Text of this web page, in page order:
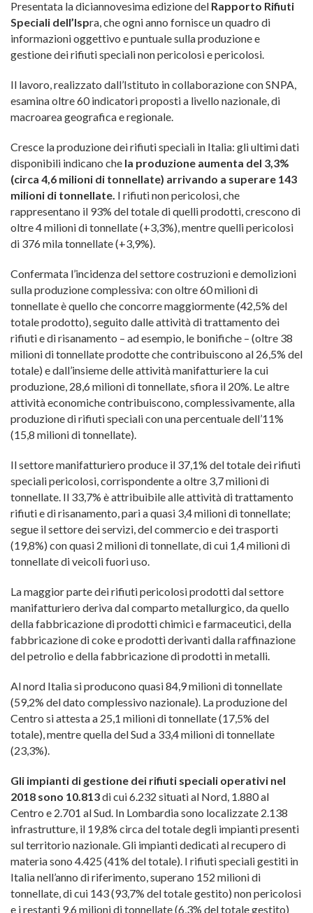
Presentata la diciannovesima edizione del Rapporto Rifiuti
Speciali dell’Ispra, che ogni anno fornisce un quadro di
informazioni oggettivo e puntuale sulla produzione e
gestione dei rifiuti speciali non pericolosi e pericolosi.
Il lavoro, realizzato dall’Istituto in collaborazione con SNPA,
esamina oltre 60 indicatori proposti a livello nazionale, di
macroarea geografica e regionale.
Cresce la produzione dei rifiuti speciali in Italia: gli ultimi dati
disponibili indicano che la produzione aumenta del 3,3%
(circa 4,6 milioni di tonnellate) arrivando a superare 143
milioni di tonnellate. I rifiuti non pericolosi, che
rappresentano il 93% del totale di quelli prodotti, crescono di
oltre 4 milioni di tonnellate (+3,3%), mentre quelli pericolosi
di 376 mila tonnellate (+3,9%).
Confermata l’incidenza del settore costruzioni e demolizioni
sulla produzione complessiva: con oltre 60 milioni di
tonnellate è quello che concorre maggiormente (42,5% del
totale prodotto), seguito dalle attività di trattamento dei
rifiuti e di risanamento – ad esempio, le bonifiche – (oltre 38
milioni di tonnellate prodotte che contribuiscono al 26,5% del
totale) e dall’insieme delle attività manifatturiere la cui
produzione, 28,6 milioni di tonnellate, sfiora il 20%. Le altre
attività economiche contribuiscono, complessivamente, alla
produzione di rifiuti speciali con una percentuale dell’11%
(15,8 milioni di tonnellate).
Il settore manifatturiero produce il 37,1% del totale dei rifiuti
speciali pericolosi, corrispondente a oltre 3,7 milioni di
tonnellate. Il 33,7% è attribuibile alle attività di trattamento
rifiuti e di risanamento, pari a quasi 3,4 milioni di tonnellate;
segue il settore dei servizi, del commercio e dei trasporti
(19,8%) con quasi 2 milioni di tonnellate, di cui 1,4 milioni di
tonnellate di veicoli fuori uso.
La maggior parte dei rifiuti pericolosi prodotti dal settore
manifatturiero deriva dal comparto metallurgico, da quello
della fabbricazione di prodotti chimici e farmaceutici, della
fabbricazione di coke e prodotti derivanti dalla raffinazione
del petrolio e della fabbricazione di prodotti in metalli.
Al nord Italia si producono quasi 84,9 milioni di tonnellate
(59,2% del dato complessivo nazionale). La produzione del
Centro si attesta a 25,1 milioni di tonnellate (17,5% del
totale), mentre quella del Sud a 33,4 milioni di tonnellate
(23,3%).
Gli impianti di gestione dei rifiuti speciali operativi nel
2018 sono 10.813di cui 6.232 situati al Nord, 1.880 al
Centro e 2.701 al Sud. In Lombardia sono localizzate 2.138
infrastrutture, il 19,8% circa del totale degli impianti presenti
sul territorio nazionale. Gli impianti dedicati al recupero di
materia sono 4.425 (41% del totale). I rifiuti speciali gestiti in
Italia nell’anno di riferimento, superano 152 milioni di
tonnellate, di cui 143 (93,7% del totale gestito) non pericolosi
e i restanti 9,6 milioni di tonnellate (6,3% del totale gestito)